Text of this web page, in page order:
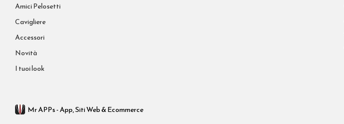
Amici Pelosetti
Cavigliere
Accessori
Novità
I tuoi look
Mr APPs - App, Siti Web & Ecommerce